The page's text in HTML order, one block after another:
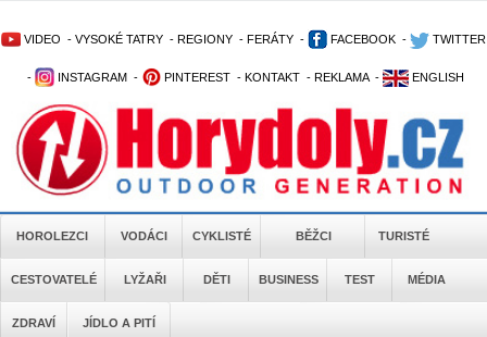
VIDEO - VYSOKÉ TATRY - REGIONY - FERÁTY - FACEBOOK - TWITTER
- INSTAGRAM - PINTEREST - KONTAKT - REKLAMA - ENGLISH
HOROLEZCI VODÁCI CYKLISTÉ BĚŽCI TURISTÉ
CESTOVATELÉ LYŽAŘI DĚTI BUSINESS TEST MÉDIA
ZDRAVÍ JÍDLO A PITÍ